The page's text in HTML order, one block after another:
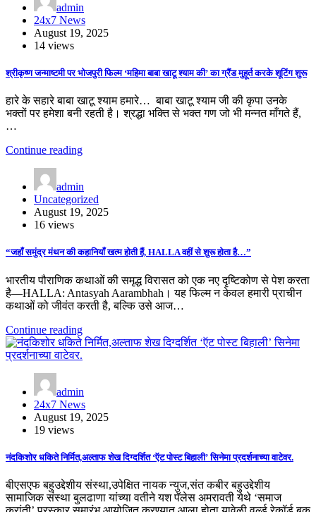
admin
24x7 News
August 19, 2025
14 views
श्रीकृष्ण जन्माष्टमी पर भोजपुरी फिल्म ‘महिमा बाबा खाटू श्याम की’ का ग्रैंड मुहूर्त करके शूटिंग शुरू
हारे के सहारे बाबा खाटू श्याम हमारे… बाबा खाटू श्याम जी की कृपा उनके
भक्तों पर हमेशा बनी रहती है। श्रद्धा भक्ति से भक्त गण जो भी मन्नत माँगते हैं,
…
Continue reading
admin
Uncategorized
August 19, 2025
16 views
“जहाँ समुंद्र मंथन की कहानियाँ खत्म होती हैं, HALLA वहीं से शुरू होता है…”
भारतीय पौराणिक कथाओं की समृद्ध विरासत को एक नए दृष्टिकोण से पेश करता
है—HALLA: Antasyah Aarambhah। यह फिल्म न केवल हमारी प्राचीन
कथाओं को जीवंत करती है, बल्कि उसे आज…
Continue reading
admin
24x7 News
August 19, 2025
19 views
नंदकिशोर धकिते निर्मित,अल्ताफ शेख दिग्दर्शित ‘ऍट पोस्ट बिहाली’ सिनेमा प्रदर्शनाच्या वाटेवर.
बीएसएफ बहुउद्देशीय संस्था,उपेक्षित नायक न्युज,संत कबीर बहुउद्देशीय
सामाजिक संस्था बुलढाणा यांच्या वतीने यश पॅलेस अमरावती येथे ‘समाज